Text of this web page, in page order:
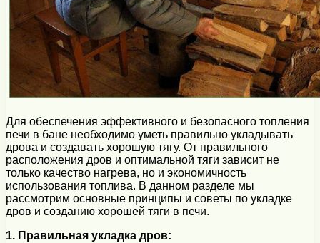
Для обеспечения эффективного и безопасного топления
печи в бане необходимо уметь правильно укладывать
дрова и создавать хорошую тягу. От правильного
расположения дров и оптимальной тяги зависит не
только качество нагрева, но и экономичность
использования топлива. В данном разделе мы
рассмотрим основные принципы и советы по укладке
дров и созданию хорошей тяги в печи.
1. Правильная укладка дров: